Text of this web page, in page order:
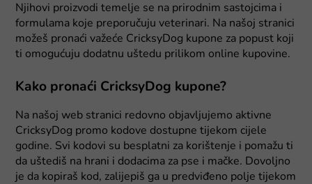
Njihovi proizvodi temelje se na prirodnim sastojcima i
formulama koje preporučuju veterinari. Na našoj stranici
možeš pronaći važeće CricksyDog kupone za popust koji
ti omogućuju dodatnu uštedu prilikom online kupovine.
Kako pronaći CricksyDog kupone?
Na našoj web stranici redovno objavljujemo aktivne
CricksyDog promo kodove dostupne tijekom cijele
godine. Svi kodovi su besplatni za korištenje i pomažu ti
da uštediš na hrani i dodacima za pse i mačke. Dovoljno
je da kopiraš kod, zalijepiš ga u predviđeno polje tijekom